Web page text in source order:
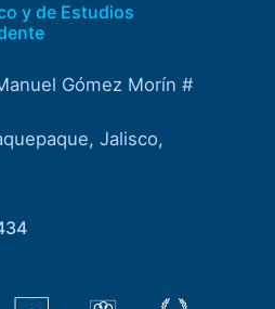
y de Estudios
Gómez Morín #
Jalisco,